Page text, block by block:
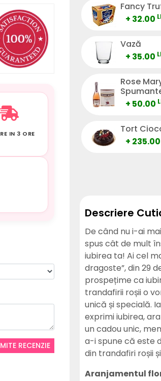
IN 3 ORE
RECENZIE
Fancy
+ 32.00
Vază
+ 35.00
Rose
+ 50.00
Tort
+ 235.00
Descriere
De când nu i-ai
spus cât de mult
iubirea ta! Ai cel
dragoste”, din 29
prospețime ca
trandafirii roșii o
unică și specială.
exprimi iubirea,
un cadou unic,
a-i spune că este
din trandafiri roșii
Aranjamentul